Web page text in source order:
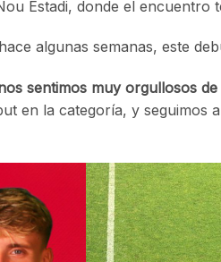
Estadi, donde el encuentro
algunas semanas, este
sentimos muy orgullosos
en la categoría, y